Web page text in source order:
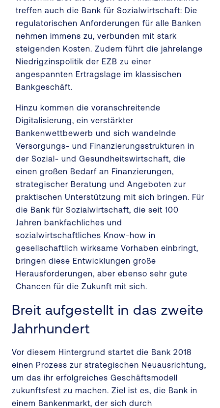
treffen auch die Bank für Sozialwirtschaft: Die
regulatorischen Anforderungen für alle Banken
nehmen immens zu, verbunden mit stark
steigenden Kosten. Zudem führt die jahrelange
Niedrigzinspolitik der EZB zu einer
angespannten Ertragslage im klassischen
Bankgeschäft.
Hinzu kommen die voranschreitende
Digitalisierung, ein verstärkter
Bankenwettbewerb und sich wandelnde
Versorgungs- und Finanzierungsstrukturen in
der Sozial- und Gesundheitswirtschaft, die
einen großen Bedarf an Finanzierungen,
strategischer Beratung und Angeboten zur
praktischen Unterstützung mit sich bringen. Für
die Bank für Sozialwirtschaft, die seit 100
Jahren bankfachliches und
sozialwirtschaftliches Know-how in
gesellschaftlich wirksame Vorhaben einbringt,
bringen diese Entwicklungen große
Herausforderungen, aber ebenso sehr gute
Chancen für die Zukunft mit sich.
Breit aufgestellt in das zweite
Jahrhundert
Vor diesem Hintergrund startet die Bank 2018
einen Prozess zur strategischen Neuausrichtung,
um das ihr erfolgreiches Geschäftsmodell
zukunftsfest zu machen. Ziel ist es, die Bank in
einem Bankenmarkt, der sich durch